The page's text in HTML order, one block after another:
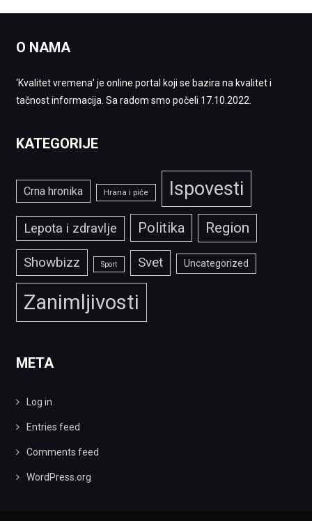
O NAMA
‘Kvalitet vremena’ je online portal koji se bazira na kvalitet i
tačnost informacija. Sa radom smo počeli 17.10.2022.
KATEGORIJE
Crna hronika Hrana i piće Ispovesti
Lepota i zdravlje Politika Region
Showbizz Sport Svet Uncategorized
Zanimljivosti
META
Log in
Entries feed
Comments feed
WordPress.org